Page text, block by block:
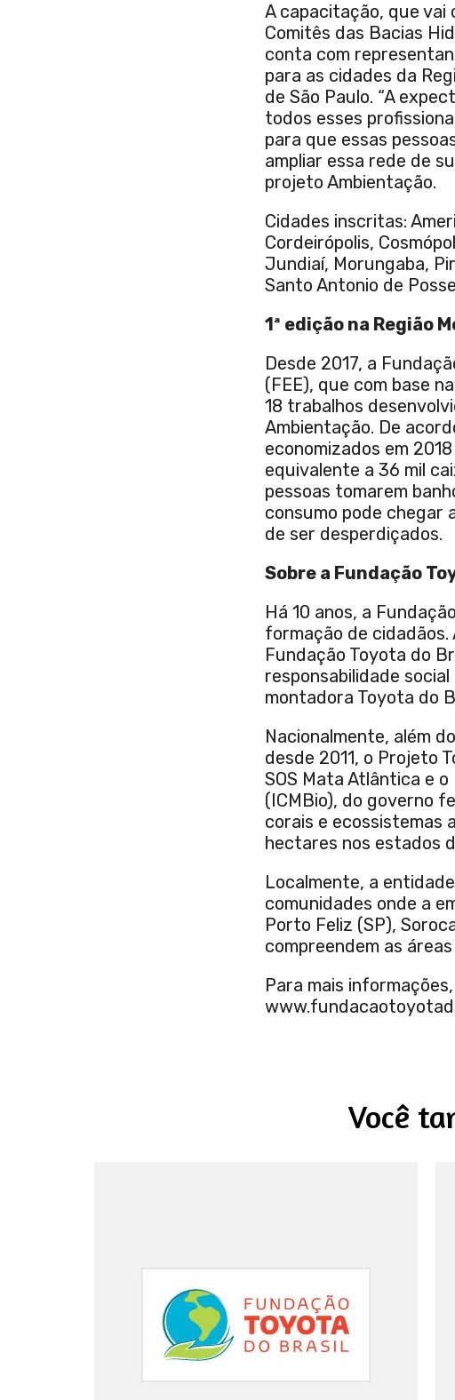
A capacitação, que
Comitês das Bacias
conta com
para as cidades da
de São Paulo. “A
todos esses
para que essas
ampliar essa rede de
projeto Ambientação.
Cidades inscritas:
Cordeirópolis,
Jundiaí, Morungaba,
Santo Antonio de
1ª edição na Região
Desde 2017, a
(FEE), que com base
18 trabalhos
Ambientação. De
economizados em
equivalente a 36 mil
pessoas tomarem
consumo pode chegar
de ser desperdiçados.
Sobre a Fundação
Há 10 anos, a
formação de cidadãos.
Fundação Toyota do
responsabilidade
montadora Toyota do
Nacionalmente, além
desde 2011, o Projeto
SOS Mata Atlântica e
(ICMBio), do governo
corais e ecossistemas
hectares nos estados
Localmente, a
comunidades onde a
Porto Feliz (SP),
compreendem as
Para mais
Você